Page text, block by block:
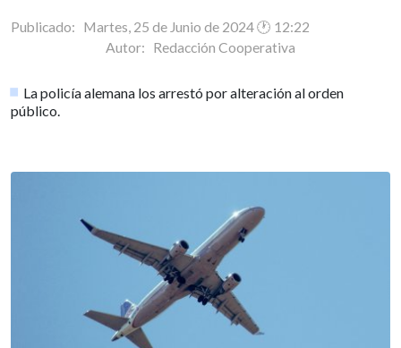
Publicado: Martes, 25 de Junio de 2024 🕐 12:22
Autor: Redacción Cooperativa
La policía alemana los arrestó por alteración al orden
público.